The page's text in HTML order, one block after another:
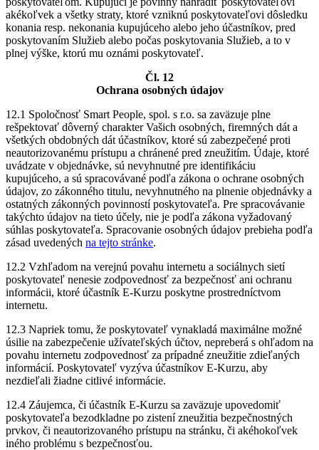
akékoľvek a všetky straty, ktoré vzniknú poskytovateľovi dôsledku
konania resp. nekonania kupujúceho alebo jeho účastníkov, pred
poskytovaním Služieb alebo počas poskytovania Služieb, a to v
plnej výške, ktorú mu oznámi poskytovateľ.
Čl. 12
Ochrana osobných údajov
12.1 Spoločnosť Smart People, spol. s r.o. sa zaväzuje plne
rešpektovať dôverný charakter Vašich osobných, firemných dát a
všetkých obdobných dát účastníkov, ktoré sú zabezpečené proti
neautorizovanému prístupu a chránené pred zneužitím. Údaje, ktoré
uvádzate v objednávke, sú nevyhnutné pre identifikáciu
kupujúceho, a sú spracovávané podľa zákona o ochrane osobných
údajov, zo zákonného titulu, nevyhnutného na plnenie objednávky a
ostatných zákonných povinností poskytovateľa. Pre spracovávanie
takýchto údajov na tieto účely, nie je podľa zákona vyžadovaný
súhlas poskytovateľa. Spracovanie osobných údajov prebieha podľa
zásad uvedených na tejto stránke.
12.2 Vzhľadom na verejnú povahu internetu a sociálnych sietí
poskytovateľ nenesie zodpovednosť za bezpečnosť ani ochranu
informácii, ktoré účastník E-Kurzu poskytne prostredníctvom
internetu.
12.3 Napriek tomu, že poskytovateľ vynakladá maximálne možné
úsilie na zabezpečenie užívateľských účtov, nepreberá s ohľadom na
povahu internetu zodpovednosť za prípadné zneužitie zdieľaných
informácií. Poskytovateľ vyzýva účastníkov E-Kurzu, aby
nezdieľali žiadne citlivé informácie.
12.4 Záujemca, či účastník E-Kurzu sa zaväzuje upovedomiť
poskytovateľa bezodkladne po zistení zneužitia bezpečnostných
prvkov, či neautorizovaného prístupu na stránku, či akéhokoľvek
iného problému s bezpečnosťou.